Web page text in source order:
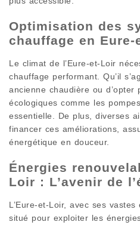
Optimisation des
chauffage en Eure-
Le climat de l’Eure-et-Loir
chauffage performant. Qu’il
ancienne chaudière ou d’opter
écologiques comme les
essentielle. De plus, diverses
financer ces améliorations,
énergétique en douceur.
Énergies
Loir : L’avenir de
L’Eure-et-Loir, avec ses
situé pour exploiter les